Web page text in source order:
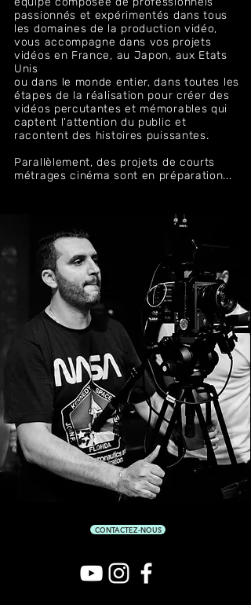
passionnés et expérimentés dans tous
les domaines de la production vidéo,
vous accompagne dans vos projets
vidéos en France, au Japon, aux Etats
Unis
ou dans le monde entier, dans toutes les
étapes de la réalisation pour créer des
vidéos percutantes et mémorables qui
captent l'attention du public et
racontent des histoires puissantes.
Parallèlement, des projets de courts
métrages cinéma sont en préparation...
CONTACTEZ-NOUS